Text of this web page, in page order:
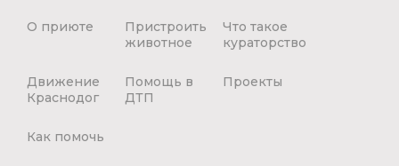
О приюте
Пристроить
животное
Что такое
кураторство
Движение
Краснодог
Помощь в
ДТП
Проекты
Как помочь